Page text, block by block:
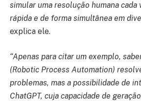
simular uma resolução humana cada
rápida e de forma simultânea em
explica ele.
“Apenas para citar um exemplo,
(Robotic Process Automation)
problemas, mas a possibilidade de
ChatGPT, cuja capacidade de